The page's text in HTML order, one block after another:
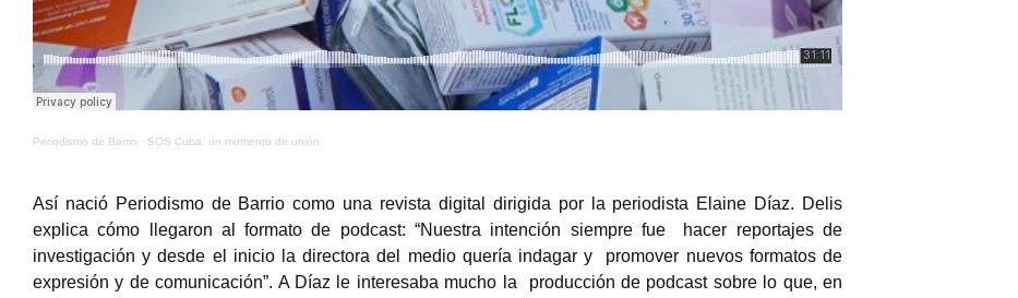
Periodismo de Barrio · SOS Cuba: un momento de unión
Así nació Periodismo de Barrio como una revista digital dirigida por la periodista Elaine Díaz. Delis
explica cómo llegaron al formato de podcast: “Nuestra intención siempre fue hacer reportajes de
investigación y desde el inicio la directora del medio quería indagar y promover nuevos formatos de
expresión y de comunicación”. A Díaz le interesaba mucho la producción de podcast sobre lo que, en